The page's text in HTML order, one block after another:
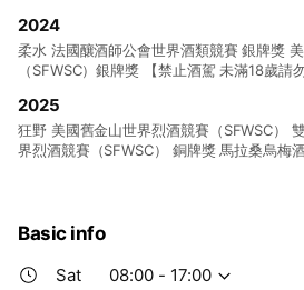
2024
柔水 法國釀酒師公會世界酒類競賽 銀牌獎
（SFWSC）銀牌獎 【禁止酒駕 未滿18歲請
2025
狂野 美國舊金山世界烈酒競賽（SFWSC）
界烈酒競賽（SFWSC） 銅牌獎 馬拉桑烏梅
Basic info
Sat
08:00 - 17:00